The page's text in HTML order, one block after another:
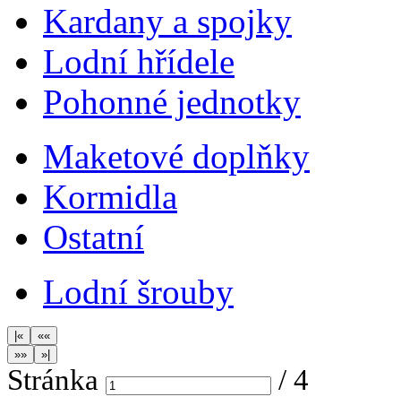
Kardany a spojky
Lodní hřídele
Pohonné jednotky
Maketové doplňky
Kormidla
Ostatní
Lodní šrouby
Stránka / 4